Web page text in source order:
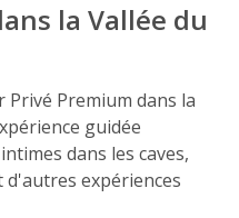
la Vallée du
Premium dans la
guidée
dans les caves,
expériences